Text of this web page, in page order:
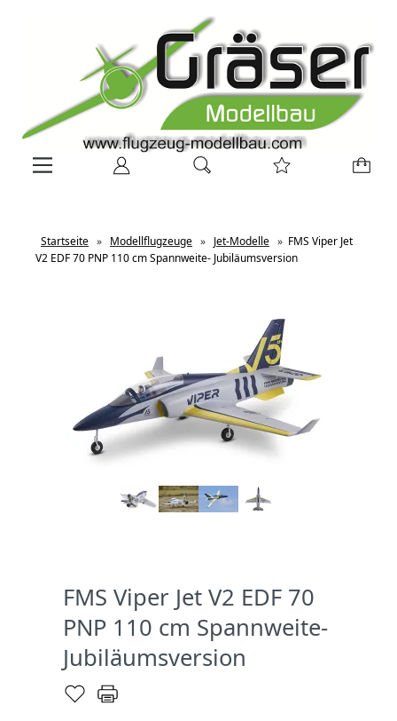
Startseite » Modellflugzeuge » Jet-Modelle » FMS Viper Jet
V2 EDF 70 PNP 110 cm Spannweite- Jubiläumsversion
FMS Viper Jet V2 EDF 70
PNP 110 cm Spannweite-
Jubiläumsversion